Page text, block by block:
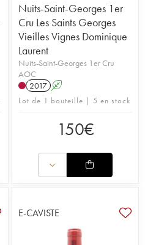
Nuits-Saint-Georges 1er
Cru Les Saints Georges
Vieilles Vignes Dominique
Laurent
Nuits-Saint-Georges 1er Cru
AOC
2017 A
Lot de 1 bouteille | 5 en stock
150€
E-CAVISTE